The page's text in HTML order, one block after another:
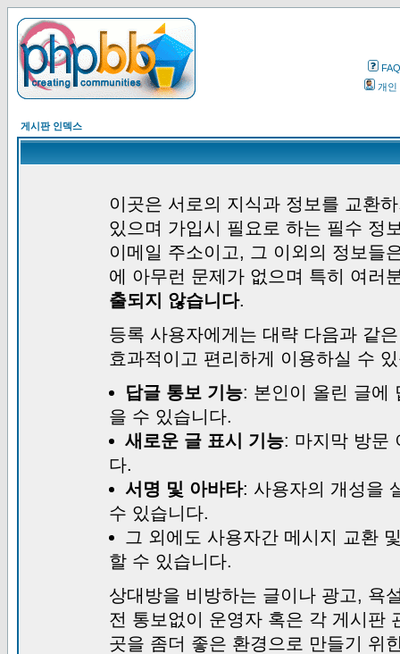
FAQ
개인
게시판 인덱스
이곳은 서로의 지식과 정보를 교환
있으며 가입시 필요로 하는 필수 정
이메일 주소이고, 그 이외의 정보들
에 아무런 문제가 없으며 특히 여러
출되지 않습니다.
등록 사용자에게는 대략 다음과 같
효과적이고 편리하게 이용하실 수
답글 통보 기능: 본인이 올린 글에
을 수 있습니다.
새로운 글 표시 기능: 마지막 방문
다.
서명 및 아바타: 사용자의 개성을
수 있습니다.
그 외에도 사용자간 메시지 교환
할 수 있습니다.
상대방을 비방하는 글이나 광고, 욕
전 통보없이 운영자 혹은 각 게시판
곳을 좀더 좋은 환경으로 만들기 위